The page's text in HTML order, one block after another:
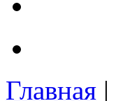
Главная |